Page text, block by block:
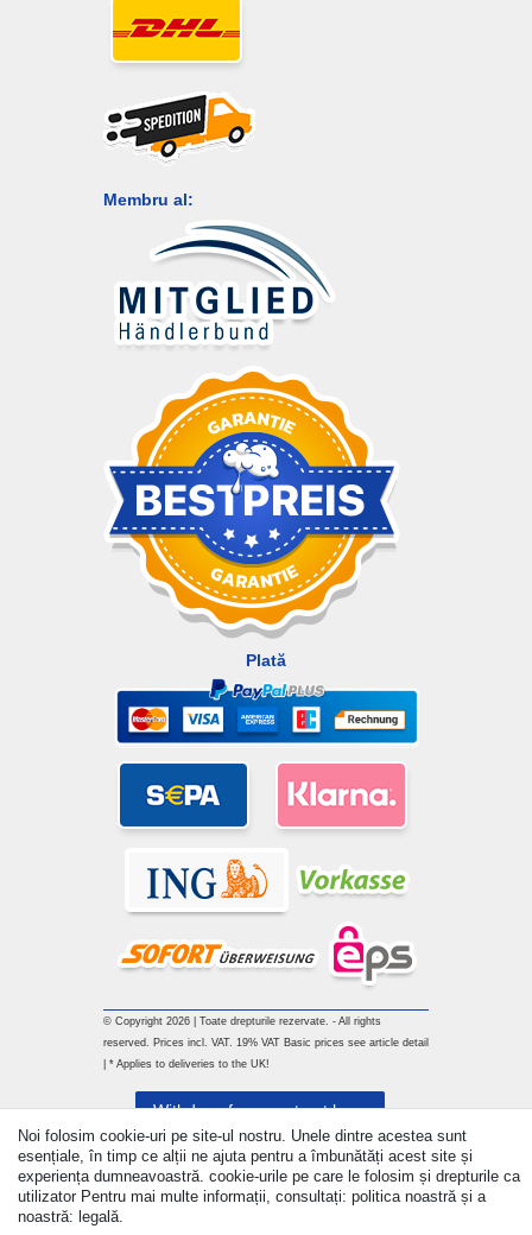
Membru al:
Plată
© Copyright 2026 | Toate drepturile rezervate. - All rights
reserved. Prices incl. VAT. 19% VAT Basic prices see article detail
| * Applies to deliveries to the UK!
Noi folosim cookie-uri pe site-ul nostru. Unele dintre acestea sunt
esențiale, în timp ce alții ne ajuta pentru a îmbunătăți acest site și
experiența dumneavoastră. cookie-urile pe care le folosim și drepturile ca
utilizator Pentru mai multe informații, consultați: politica noastră și a
noastră: legală.
Withdraw from contract here
a lua legatura